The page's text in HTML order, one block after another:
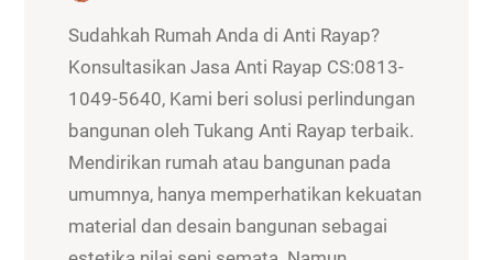
Sudahkah Rumah Anda di Anti Rayap?
Konsultasikan Jasa Anti Rayap CS:0813-
1049-5640, Kami beri solusi perlindungan
bangunan oleh Tukang Anti Rayap terbaik.
Mendirikan rumah atau bangunan pada
umumnya, hanya memperhatikan kekuatan
material dan desain bangunan sebagai